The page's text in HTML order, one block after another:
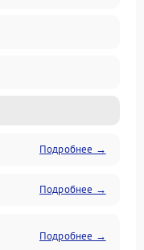
Подробнее →
Подробнее →
Подробнее →